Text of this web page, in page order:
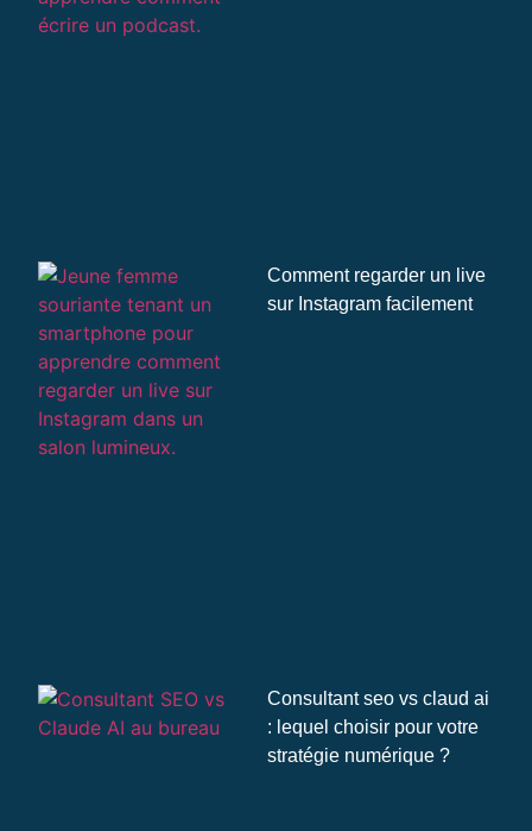
Comment regarder un live
sur Instagram facilement
Consultant seo vs claud ai
: lequel choisir pour votre
stratégie numérique ?